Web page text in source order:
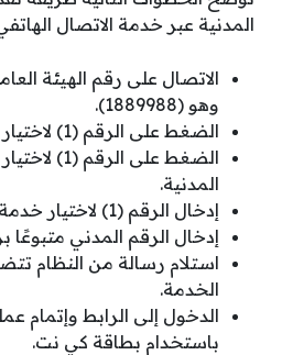
المدنية عبر خدمة الاتصال
الاتصال على رقم الهيئة
وهو (1889988).
الضغط على الرقم (1) لاختيار اللغة العربية.
الضغط على
المدنية.
إدخال الرقم (1) لاختيار خدمة تجديد البطاقة المدنية.
إدخال الرقم المدني متبوعًا
استلام رسالة من النظام
الخدمة.
الدخول إلى الرابط وإتمام
باستخدام بطاقة كي نت.